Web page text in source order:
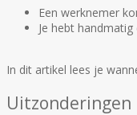
Een werknemer
Je hebt
In dit artikel lees je
Uitzonderingen